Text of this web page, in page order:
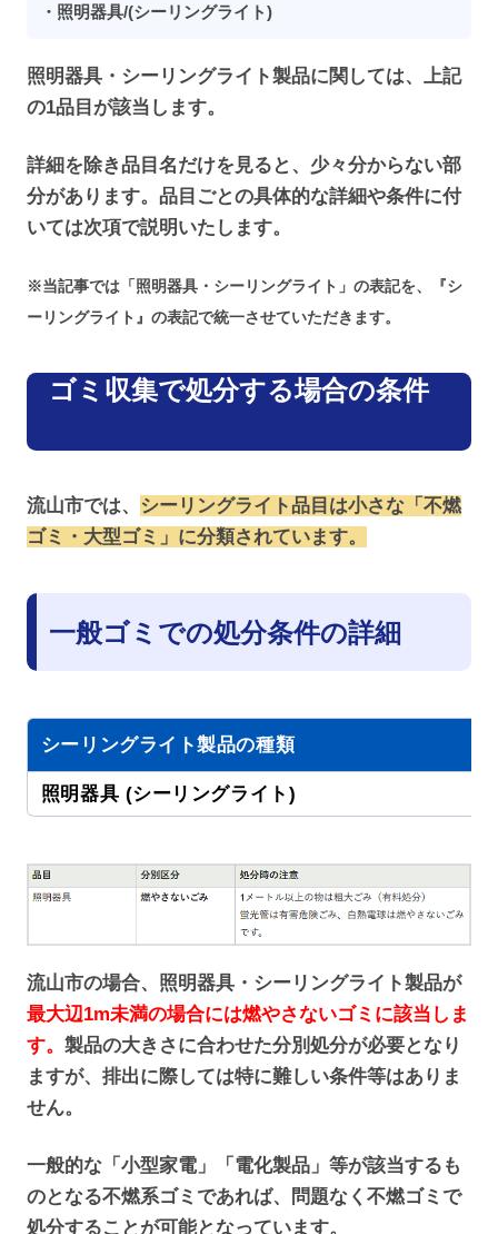
・照明器具/(シーリングライト)
照明器具・シーリングライト製品に関しては、上記
の1品目が該当します。
詳細を除き品目名だけを見ると、少々分からない部
分があります。品目ごとの具体的な詳細や条件に付
いては次項で説明いたします。
※当記事では「照明器具・シーリングライト」の表記を、『シ
ーリングライト』の表記で統一させていただきます。
ゴミ収集で処分する場合の条件
流山市では、 シーリングライト品目は小さな「不燃
ゴミ・大型ゴミ」に分類されています。
一般ゴミでの処分条件の詳細
シーリングライト製品の種類
照明器具 (シーリングライト)
流山市の場合、照明器具・シーリングライト製品が
最大辺1m未満の場合には燃やさないゴミに該当しま
す。 製品の大きさに合わせた分別処分が必要となり
ますが、排出に際しては特に難しい条件等はありま
せん。
一般的な「小型家電」「電化製品」等が該当するも
のとなる不燃系ゴミであれば、問題なく不燃ゴミで
処分することが可能となっています。